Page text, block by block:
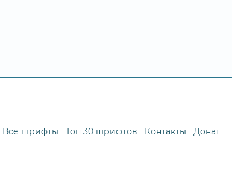
Все шрифты Топ 30 шрифтов Контакты Донат